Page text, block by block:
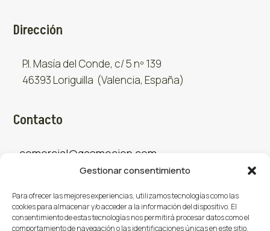
Gestionar consentimiento
Para ofrecer las mejores experiencias, utilizamos tecnologías como las
cookies para almacenar y/o acceder a la información del dispositivo. El
consentimiento de estas tecnologías nos permitirá procesar datos como el
comportamiento de navegación o las identificaciones únicas en este sitio.
Dirección
P.I. Masía del Conde, c/ 5 nº 139
46393 Loriguilla (Valencia, España)
Contacto
comercial@gasmocion.com